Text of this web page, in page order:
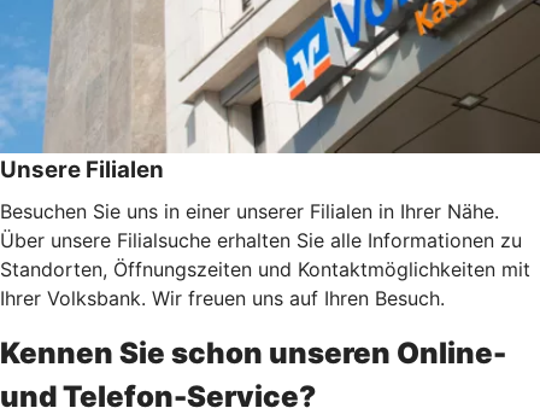
Unsere Filialen
Besuchen Sie uns in einer unserer Filialen in Ihrer Nähe.
Über unsere Filialsuche erhalten Sie alle Informationen zu
Standorten, Öffnungszeiten und Kontaktmöglichkeiten mit
Ihrer Volksbank. Wir freuen uns auf Ihren Besuch.
Kennen Sie schon unseren Online-
und Telefon-Service?